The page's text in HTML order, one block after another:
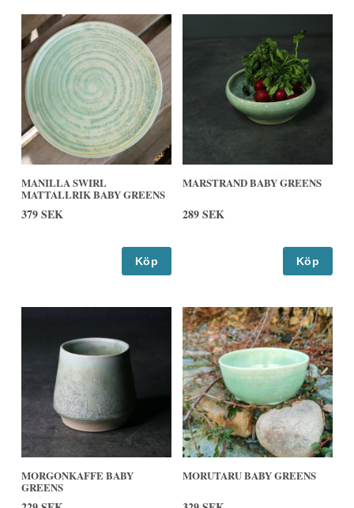
MANILLA SWIRL
MATTALLRIK BABY GREENS
379 SEK
Köp
MARSTRAND BABY GREENS
289 SEK
Köp
MORGONKAFFE BABY
GREENS
MORUTARU BABY GREENS